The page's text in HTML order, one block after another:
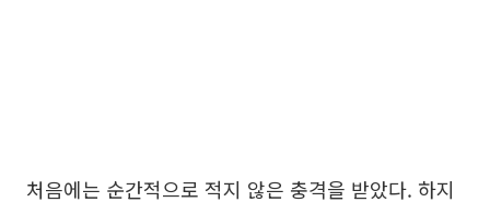
처음에는 순간적으로 적지 않은 충격을 받았다. 하지